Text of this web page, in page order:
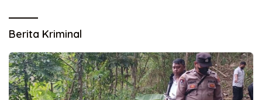
Berita Kriminal